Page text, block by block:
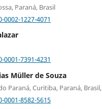
Paraná, Brasil
1227-4071
7391-4231
Müller de Souza
Paraná, Curitiba, Paraná, Brasil,
8582-5615